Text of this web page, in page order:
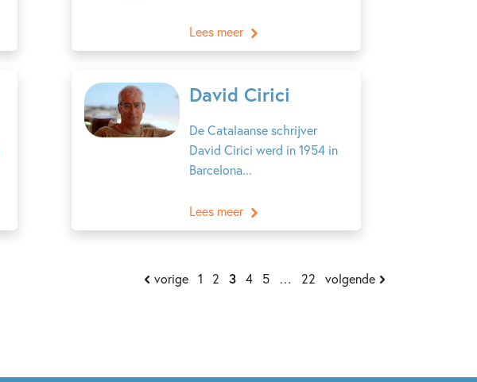
Lees meer
David Cirici
De Catalaanse schrijver
David Cirici werd in 1954 in
Barcelona...
Lees meer
vorige 1 2 3 4 5 … 22 volgende